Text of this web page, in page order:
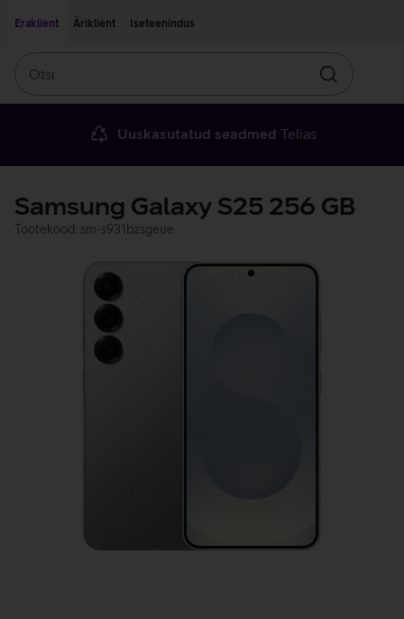
Eraklient
Äriklient Iseteenindus
Otsin
Uuskasutatud seadmed Telias
Samsung Galaxy S25 256 GB
Tootekood: sm-s931bzsgeue